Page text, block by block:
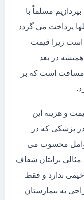
مسلماً با
پرداخت می گردد
است زیرا قیمت
در بعد
است که بر
و هزینه این
پزشکی که در
عوامل محسوب می
برایتان شفاف
ندارد و فقط
به بیمارستان